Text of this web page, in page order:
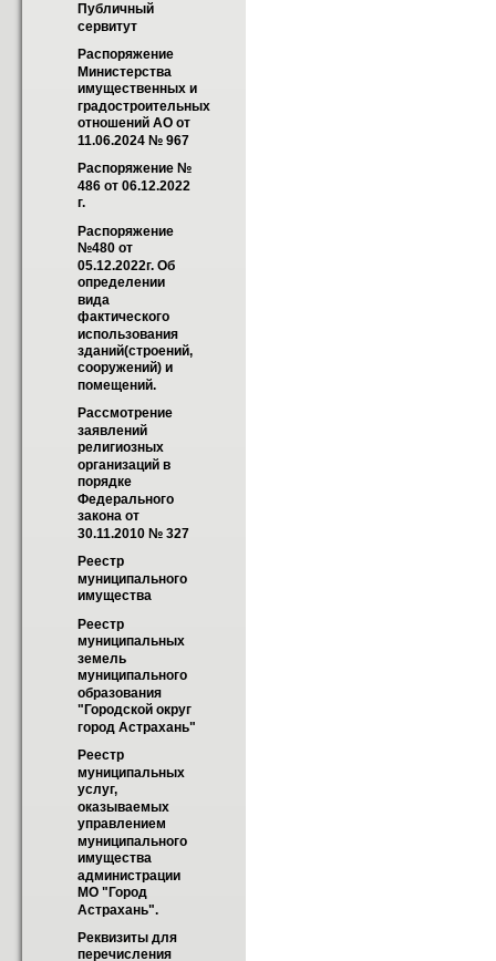
Публичный
сервитут
Распоряжение
Министерства
имущественных и
градостроительных
отношений АО от
11.06.2024 № 967
Распоряжение №
486 от 06.12.2022
г.
Распоряжение
№480 от
05.12.2022г. Об
определении
вида
фактического
использования
зданий(строений,
сооружений) и
помещений.
Рассмотрение
заявлений
религиозных
организаций в
порядке
Федерального
закона от
30.11.2010 № 327
Реестр
муниципального
имущества
Реестр
муниципальных
земель
муниципального
образования
"Городской округ
город Астрахань"
Реестр
муниципальных
услуг,
оказываемых
управлением
муниципального
имущества
администрации
МО "Город
Астрахань".
Реквизиты для
перечисления